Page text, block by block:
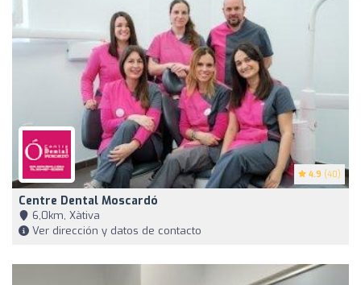
4.9 (40)
Centre Dental Moscardó
6,0km, Xàtiva
Ver dirección y datos de contacto